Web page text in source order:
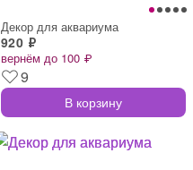
Декор для аквариума
920 ₽
вернём до 100 ₽
9
В корзину